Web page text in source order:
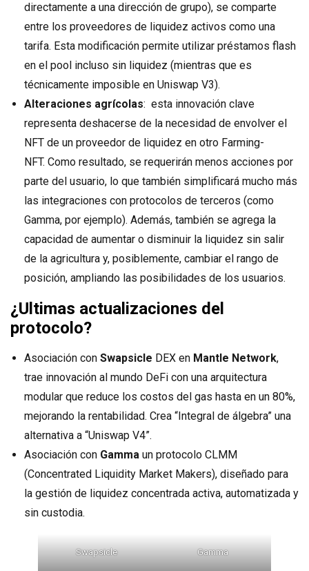
directamente a una dirección de grupo), se comparte
entre los proveedores de liquidez activos como una
tarifa. Esta modificación permite utilizar préstamos flash
en el pool incluso sin liquidez (mientras que es
técnicamente imposible en Uniswap V3).
Alteraciones agrícolas: esta innovación clave
representa deshacerse de la necesidad de envolver el
NFT de un proveedor de liquidez en otro Farming-
NFT. Como resultado, se requerirán menos acciones por
parte del usuario, lo que también simplificará mucho más
las integraciones con protocolos de terceros (como
Gamma, por ejemplo). Además, también se agrega la
capacidad de aumentar o disminuir la liquidez sin salir
de la agricultura y, posiblemente, cambiar el rango de
posición, ampliando las posibilidades de los usuarios.
¿Ultimas actualizaciones del
protocolo?
Asociación con Swapsicle DEX en Mantle Network,
trae innovación al mundo DeFi con una arquitectura
modular que reduce los costos del gas hasta en un 80%,
mejorando la rentabilidad. Crea “Integral de álgebra” una
alternativa a “Uniswap V4”.
Asociación con Gamma un protocolo CLMM
(Concentrated Liquidity Market Makers), diseñado para
la gestión de liquidez concentrada activa, automatizada y
sin custodia.
Swapsicle Gamma